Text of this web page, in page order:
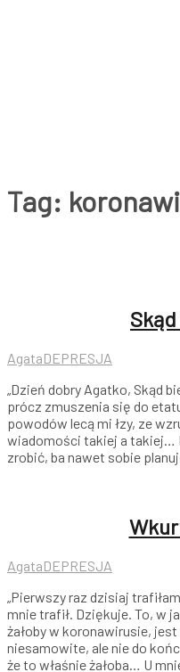
Tag:
AgataDEPRESJA
„Dzień dobry Agatko, Skąd
prócz zmuszenia się do
powodów lecą mi łzy, ze
wiadomości takiej a takiej…
zrobić, ba nawet sobie
AgataDEPRESJA
„Pierwszy raz dzisiaj
mnie trafił. Dziękuje. To, w
żałoby w koronawirusie,
niesamowite, ale nie do
że to właśnie żałoba… U